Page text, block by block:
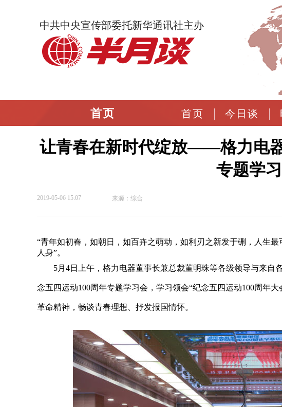
中共中央宣传部委托新华通讯社主办
首页 首页 今日谈
让青春在新时代绽放——格力电
专题学
2019-05-06 15:07 来源：综合
“青年如初春，如朝日，如百卉之萌动，如利刃之新发于硎，人生
人身”。
5月4日上午，格力电器董事长兼总裁董明珠等各级领导与来自
念五四运动100周年专题学习会，学习领会“纪念五四运动100周年
革命精神，畅谈青春理想、抒发报国情怀。